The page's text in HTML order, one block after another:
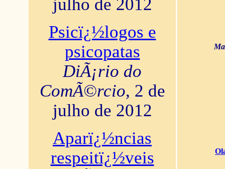
julho de 2012
Psicï¿½logos e
psicopatas
DiÃ¡rio do
ComÃ©rcio, 2 de
julho de 2012
Aparï¿½ncias
respeitï¿½veis